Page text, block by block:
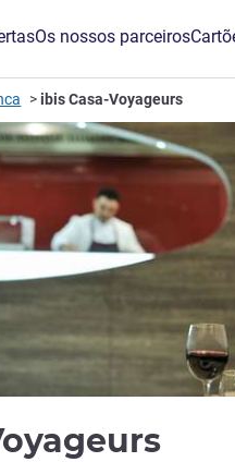
Os nossos parceiros
ibis Casa-Voyageurs